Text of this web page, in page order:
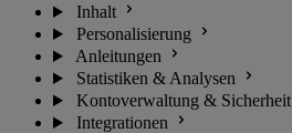
Inhalt
Personalisierung
Anleitungen
Statistiken & Analysen
Kontoverwaltung & Sicherheit
Integrationen